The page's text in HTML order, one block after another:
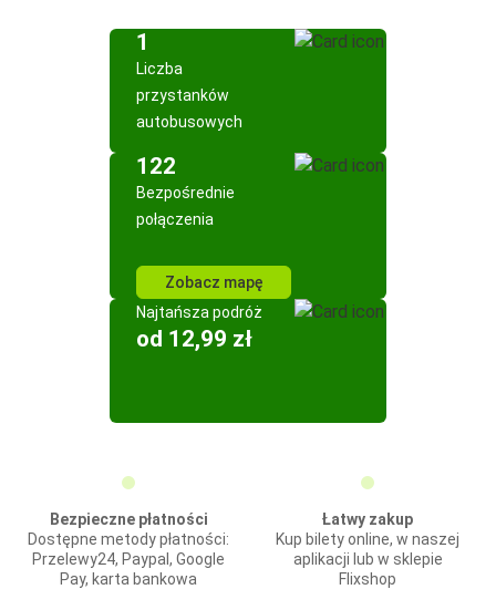
1
Liczba
przystanków
autobusowych
122
Bezpośrednie
połączenia
Zobacz mapę
Najtańsza podróż
od 12,99 zł
Bezpieczne płatności
Dostępne metody płatności:
Przelewy24, Paypal, Google
Pay, karta bankowa
Łatwy zakup
Kup bilety online, w naszej
aplikacji lub w sklepie
Flixshop